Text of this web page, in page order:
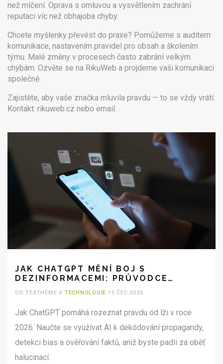
než mlčení. Oprava s omluvou a vysvětlením zachrání
reputaci víc než obhajoba chyby.
Chcete myšlenky převést do praxe? Pomůžeme s auditem
komunikace, nastavením pravidel pro obsah a školením
týmu. Malé změny v procesech často zabrání velkým
chybám. Ozvěte se na RikuWeb a projdeme vaši komunikaci
společně.
Zajistěte, aby vaše značka mluvila pravdu — to se vždy vrátí.
Kontakt: rikuweb.cz nebo email.
JAK CHATGPT MĚNÍ BOJ S
DEZINFORMACEMI: PRŮVODCE
DEKÓDOVÁNÍM PROPAGANDY V ROCE
2026
OD TEXTHEME V TECHNOLOGIE 15 ČEC 2026
Jak ChatGPT pomáhá rozeznat pravdu od lži v roce
2026. Naučte se využívat AI k dekódování propagandy,
detekci bias a ověřování faktů, aniž byste padli za oběť
halucinací.